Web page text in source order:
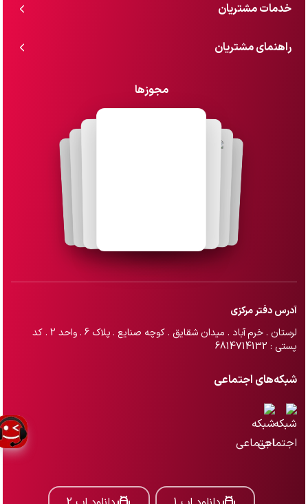
خدمات مشتریان
راهنمای مشتریان
مجوزها
آدرس دفتر مرکزی
لرستان . خرم آباد . میدان شقایق . کوچه صنایع . پلاک 6 . واحد 2 . کد
پستی : 6814714132
شبکه‌های اجتماعی